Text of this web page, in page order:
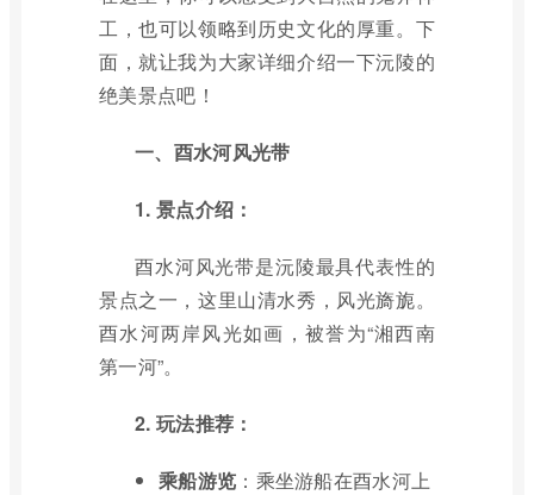
工，也可以领略到历史文化的厚重。下
面，就让我为大家详细介绍一下沅陵的
绝美景点吧！
一、酉水河风光带
1. 景点介绍：
酉水河风光带是沅陵最具代表性的
景点之一，这里山清水秀，风光旖旎。
酉水河两岸风光如画，被誉为“湘西南
第一河”。
2. 玩法推荐：
乘船游览 ：乘坐游船在酉水河上